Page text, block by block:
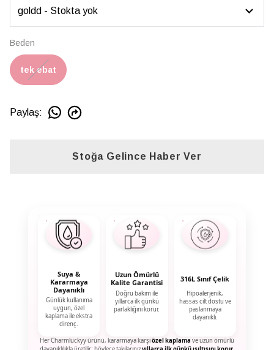
Beden
tek ebat
Paylaş:
Stoğa Gelince Haber Ver
Suya &
Kararmaya
Dayanıklı
Günlük kullanıma
uygun, özel
kaplama ile ekstra
direnç.
Uzun Ömürlü
Kalite Garantisi
Doğru bakım ile
yıllarca ilk günkü
parlaklığını korur.
316L Sınıf Çelik
Hipoalerjenik,
hassas cilt dostu ve
paslanmaya
dayanıklı.
Her Charmluckyy ürünü, kararmaya karşıözel kaplama ve uzun ömürlü